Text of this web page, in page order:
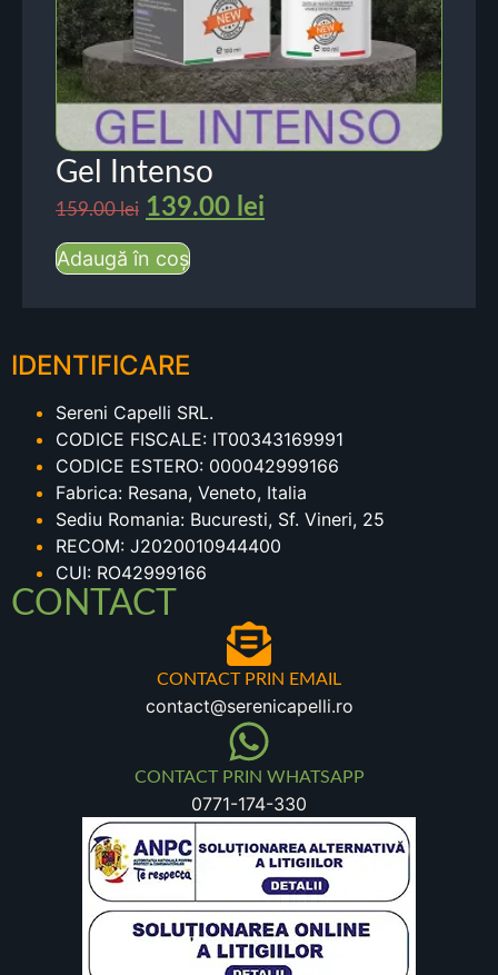
Gel Intenso
159.00lei 139.00 lei
Adaugă în coș
IDENTIFICARE
Sereni Capelli SRL.
CODICE FISCALE: IT00343169991
CODICE ESTERO: 000042999166
Fabrica: Resana, Veneto, Italia
Sediu Romania: Bucuresti, Sf. Vineri, 25
RECOM: J2020010944400
CUI: RO42999166
CONTACT
CONTACT PRIN EMAIL
contact@serenicapelli.ro
CONTACT PRIN WHATSAPP
0771-174-330